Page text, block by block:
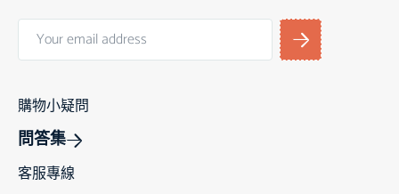
購物小疑問
問答集
客服專線